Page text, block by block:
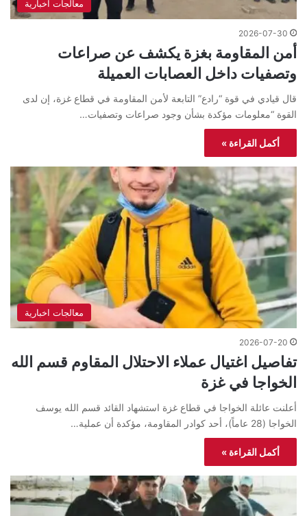
معالجات اخبارية
2026-07-30
أمن المقاومة بغزة يكشف عن صراعات
وتصفيات داخل العصابات العميلة
قال قيادي في قوة “رادع” التابعة لأمن المقاومة في قطاع غزة، إن لدى
القوة “معلومات مؤكدة بشأن وجود صراعات وتصفيات…
أكمل القراءة »
معالجات اخبارية
2026-07-20
تفاصيل اغتيال عملاء الاحتلال المقاوم قسم الله
الخواجا في غزة
أعلنت عائلة الخواجا في قطاع غزة استشهاد القائد قسم الله يوسف
الخواجا (28 عاماً)، أحد كوادر المقاومة، مؤكدة أن عملية…
أكمل القراءة »